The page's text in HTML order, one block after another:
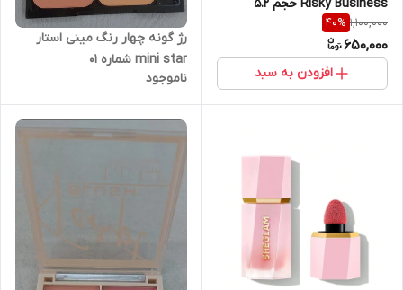
Risky Business حجم ۵.۲
1,100,000
40%
650,000
افزودن به سبد
رژ گونه چهار رنگ مینی استار
mini star شماره ۰۱
ناموجود